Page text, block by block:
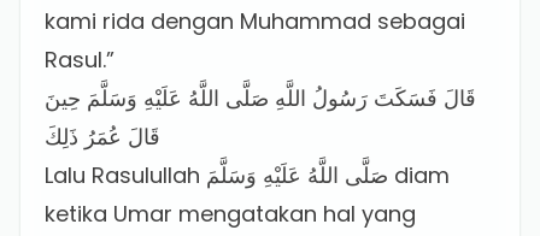
kami rida dengan Muhammad sebagai
Rasul.”
قَالَ فَسَكَتَ رَسُولُ اللَّهِ صَلَّى اللَّهُ عَلَيْهِ وَسَلَّمَ حِينَ
قَالَ عُمَرُ ذَلِكَ
Lalu Rasulullah صَلَّى اللَّهُ عَلَيْهِ وَسَلَّمَ diam
ketika Umar mengatakan hal yang